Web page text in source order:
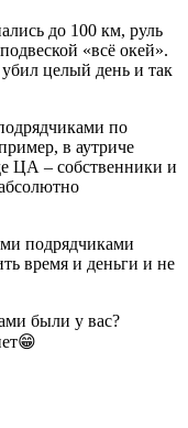
до 100 км, руль
«всё окей».
целый день и так
по
в аутриче
ЦА – собственники и
подрядчиками
время и деньги и не
были у вас?